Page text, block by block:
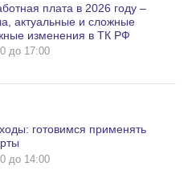
плата в 2026 году –
актуальные и сложные
изменения в ТК РФ
до 17:00
готовимся применять
до 14:00